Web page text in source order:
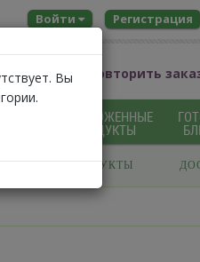
Войти Регистрация
Помощь Повторить
ЗАМОРОЖЕННЫЕ
ПРОДУКТЫ
ПРОДУКТЫ
Вы